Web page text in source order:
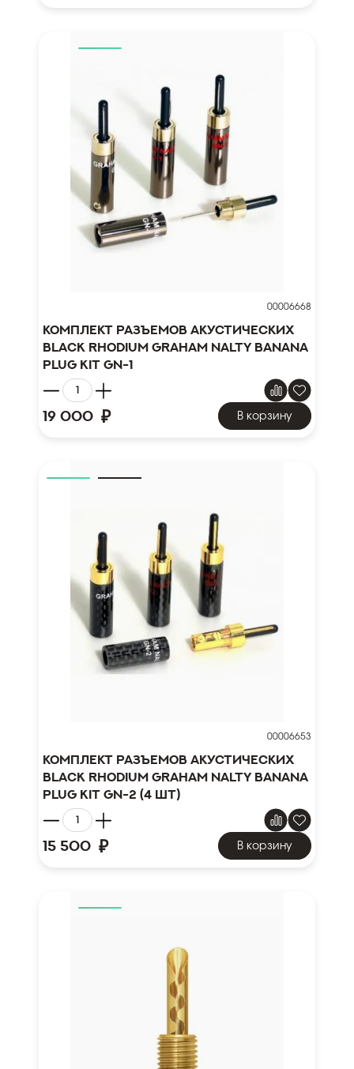
00006668
Комплект разъемов акустических
Black Rhodium Graham Nalty Banana
plug kit GN-1
19 000 ₽ В корзину
00006653
Комплект разъемов акустических
Black Rhodium Graham Nalty Banana
plug kit GN-2 (4 шт)
15 500 ₽ В корзину